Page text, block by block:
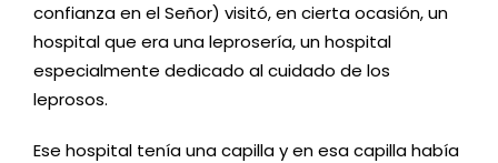
confianza en el Señor) visitó, en cierta ocasión, un
hospital que era una leprosería, un hospital
especialmente dedicado al cuidado de los
leprosos.
Ese hospital tenía una capilla y en esa capilla había